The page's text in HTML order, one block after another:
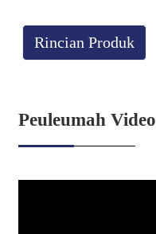
Rincian Produk
Peuleumah Video